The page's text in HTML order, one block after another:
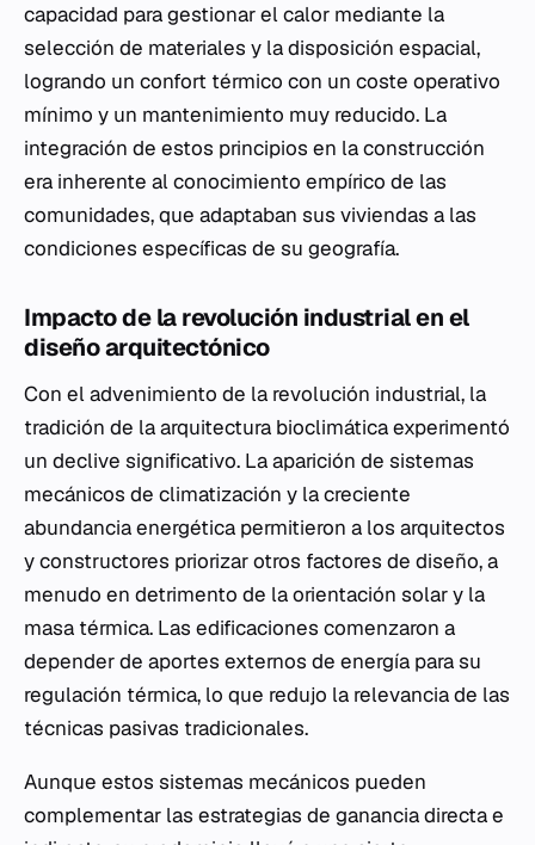
capacidad para gestionar el calor mediante la
selección de materiales y la disposición espacial,
logrando un confort térmico con un coste operativo
mínimo y un mantenimiento muy reducido. La
integración de estos principios en la construcción
era inherente al conocimiento empírico de las
comunidades, que adaptaban sus viviendas a las
condiciones específicas de su geografía.
Impacto de la revolución industrial en el
diseño arquitectónico
Con el advenimiento de la revolución industrial, la
tradición de la arquitectura bioclimática experimentó
un declive significativo. La aparición de sistemas
mecánicos de climatización y la creciente
abundancia energética permitieron a los arquitectos
y constructores priorizar otros factores de diseño, a
menudo en detrimento de la orientación solar y la
masa térmica. Las edificaciones comenzaron a
depender de aportes externos de energía para su
regulación térmica, lo que redujo la relevancia de las
técnicas pasivas tradicionales.
Aunque estos sistemas mecánicos pueden
complementar las estrategias de ganancia directa e